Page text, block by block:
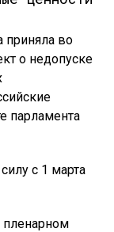
приняла во
о недопуске
парламента
с 1 марта
пленарном